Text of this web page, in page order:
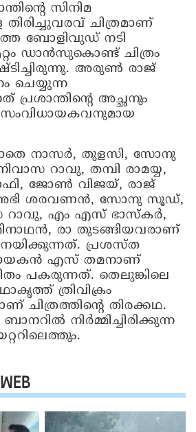
സിനിമ
ചിത്രമാണ്
ബോളിവുഡ് നടി
ഡാൻസുകൊണ്ട് ചിത്രം
അരുൺ രാജ്
ചെയ്യുന്ന
പ്രശാന്തിന്റെ അച്ഛനും
നാസർ, തുളസി, സോനു
റാവു, തമ്പി രാമയ്യ,
ജോൺ വിജയ്, രാജ്
അഭി ശരവണൻ, സോനു സൂഡ്,
റാവു, എം എസ് ഭാസ്‌കർ,
രാ തുടങ്ങിയവരാണ്
പ്രശസ്ത
എസ് തമനാണ്
പകരുന്നത്. തെലുങ്കിലെ
ത്രിവിക്രം
ചിത്രത്തിന്റെ തിരക്കഥ.
ബാനറിൽ നിർമ്മിച്ചിരിക്കുന്ന